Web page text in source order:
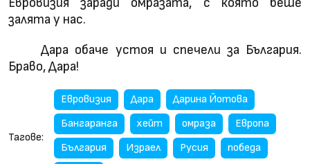
залята у нас.
Дара обаче устоя и спечели за България.
Браво, Дара!
Тагове:
Евровизия Дара
Дарина Йотова
Бангаранга
хейт омраза
Европа
България
Израел Русия
победа